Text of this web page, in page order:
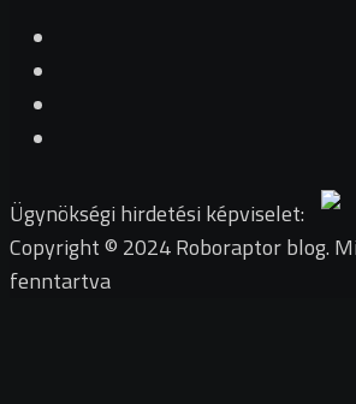
Ügynökségi hirdetési képviselet:
Copyright © 2024 Roboraptor blog.
fenntartva